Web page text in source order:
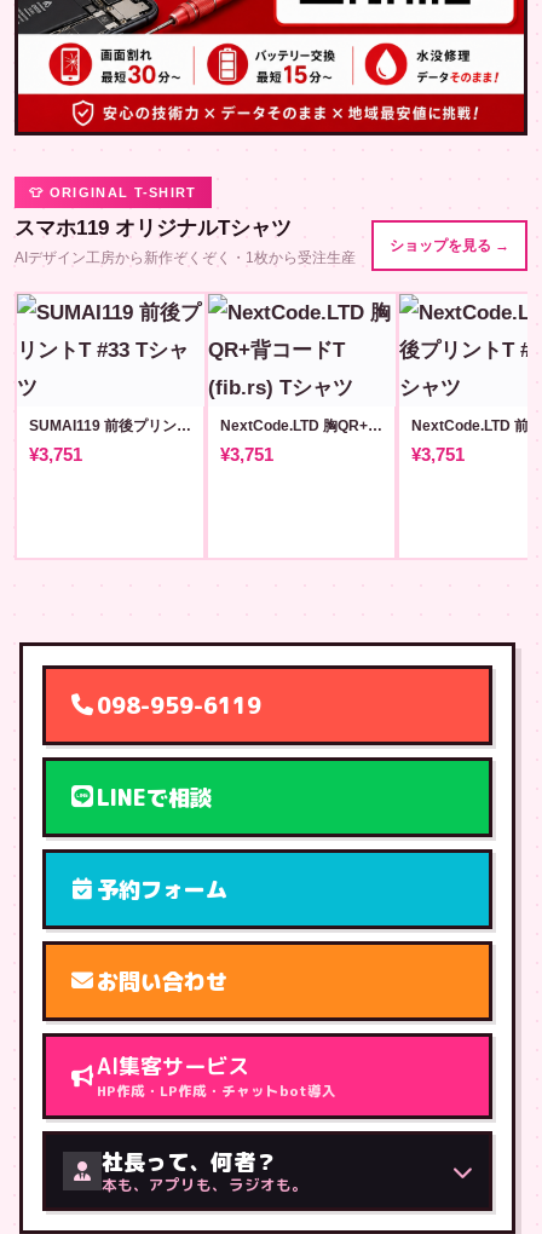
👕 ORIGINAL T-SHIRT
スマホ119 オリジナルTシャツ
AIデザイン工房から新作ぞくぞく・1枚から受注生産
ショップを見る →
SUMAI119 前後プリントT #33
¥3,751
NextCode.LTD 胸QR+背コードT (fib.rs)
¥3,751 ¥3,751
098-959-6119
LINEで相談
予約フォーム
お問い合わせ
AI集客サービス
HP作成・LP作成・チャットbot導入
社長って、何者？
本も、アプリも、ラジオも。